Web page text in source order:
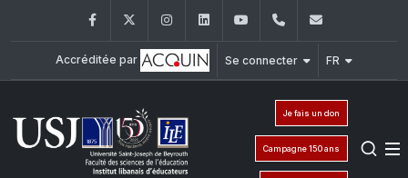
FacebookTwitter InstagramLinkedInYouTube+961 (1) 421 548
Accréditée par Se connecter FR
Je fais un don
Campagne 150 ans